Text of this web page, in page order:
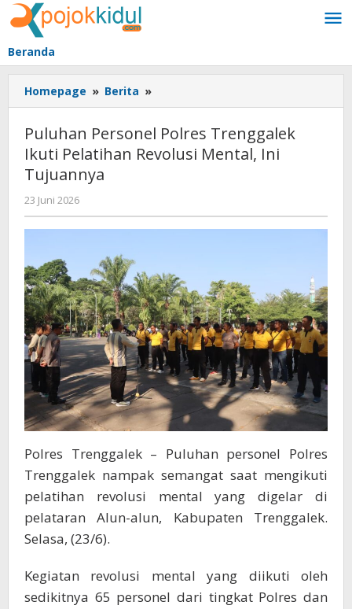
Lewati
ke
konten
Beranda
Homepage » Berita »
Personel
Trenggalek
Ikuti
Ini
Puluhan Personel Polres Trenggalek
Ikuti Pelatihan Revolusi Mental, Ini
Tujuannya
23 Juni 2026
BangAdmin
Polres Trenggalek – Puluhan personel Polres
Trenggalek nampak semangat saat mengikuti
pelatihan revolusi mental yang digelar di
pelataran Alun-alun, Kabupaten Trenggalek.
Selasa, (23/6).
Kegiatan revolusi mental yang diikuti oleh
sedikitnya 65 personel dari tingkat Polres dan